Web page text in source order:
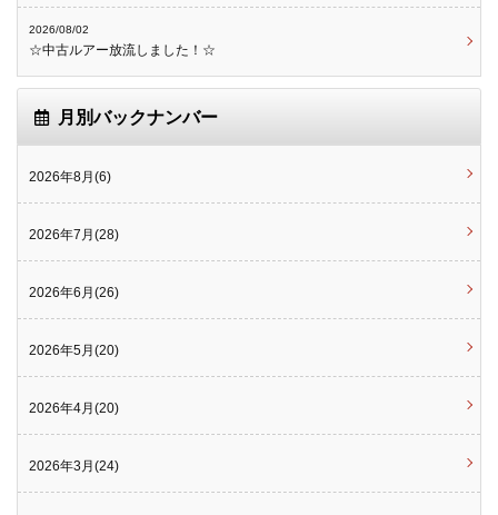
2026/08/02
☆中古ルアー放流しました！☆
月別バックナンバー
2026年8月(6)
2026年7月(28)
2026年6月(26)
2026年5月(20)
2026年4月(20)
2026年3月(24)